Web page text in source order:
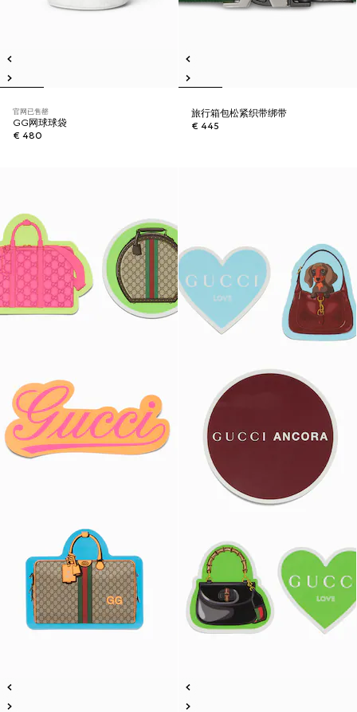
官网已售罄
GG网球球袋
€ 480
旅行箱包松紧织带绑带
€ 445